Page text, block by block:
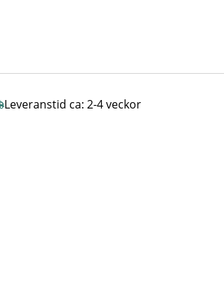
Leveranstid ca: 2-4 veckor